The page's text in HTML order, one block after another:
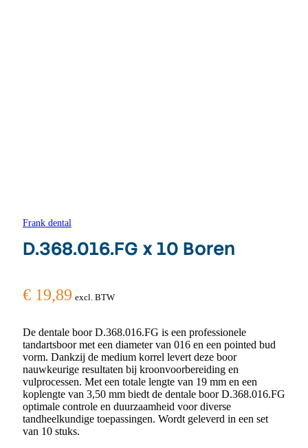
Frank dental
D.368.016.FG x 10 Boren
€ 19,89 excl. BTW
De dentale boor D.368.016.FG is een professionele
tandartsboor met een diameter van 016 en een pointed bud
vorm. Dankzij de medium korrel levert deze boor
nauwkeurige resultaten bij kroonvoorbereiding en
vulprocessen. Met een totale lengte van 19 mm en een
koplengte van 3,50 mm biedt de dentale boor D.368.016.FG
optimale controle en duurzaamheid voor diverse
tandheelkundige toepassingen. Wordt geleverd in een set
van 10 stuks.